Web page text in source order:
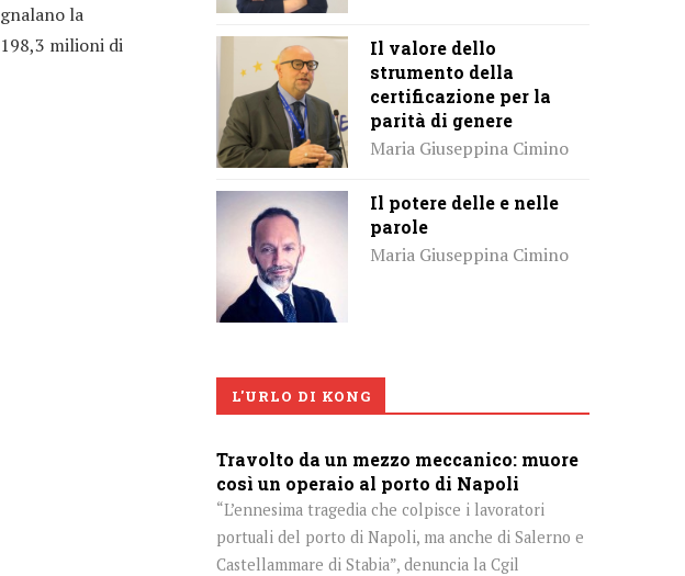
la
milioni di
Il valore dello
strumento della
certificazione per la
parità di genere
Maria Giuseppina Cimino
Il potere delle e nelle
parole
Maria Giuseppina Cimino
L'URLO DI KONG
Travolto da un mezzo meccanico: muore
così un operaio al porto di Napoli
“L’ennesima tragedia che colpisce i lavoratori
portuali del porto di Napoli, ma anche di Salerno e
Castellammare di Stabia”, denuncia la Cgil